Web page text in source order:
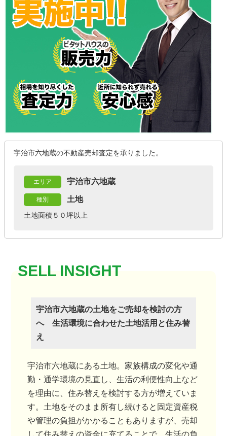
宇治市六地蔵の不動産売却査定を承りました。
エリア 宇治市六地蔵
種別 土地
土地面積５０坪以上
宇治市六地蔵の土地をご売却を検討の方
へ 生活環境に合わせた土地活用と住み替
え
宇治市六地蔵にある土地。家族構成の変化や通
勤・通学環境の見直し、生活の利便性向上など
を理由に、住み替えを検討する方が増えていま
す。土地をそのまま所有し続けると固定資産税
や管理の負担がかかることもありますが、売却
して住み替えの資金に充てることで、生活の負